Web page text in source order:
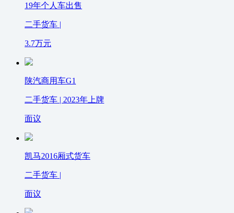
19年个人车出售
二手货车 |
3.7万元
陕汽商用车G1
二手货车 | 2023年上牌
面议
凯马2016厢式货车
二手货车 |
面议